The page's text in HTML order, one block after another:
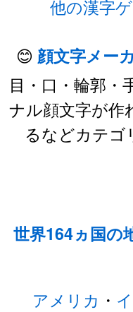
他の漢字
😊 顔文字メー
目・口・輪郭・
ナル顔文字が作
るなどカテゴ
世界164ヵ国の
アメリカ ・